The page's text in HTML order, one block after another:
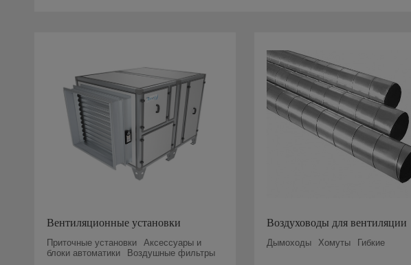
Вентиляционные установки
Приточные установки
Аксессуары и
блоки автоматики
Воздушные фильтры
Воздуховоды для вентиляции
Дымоходы Хомуты Гибкие